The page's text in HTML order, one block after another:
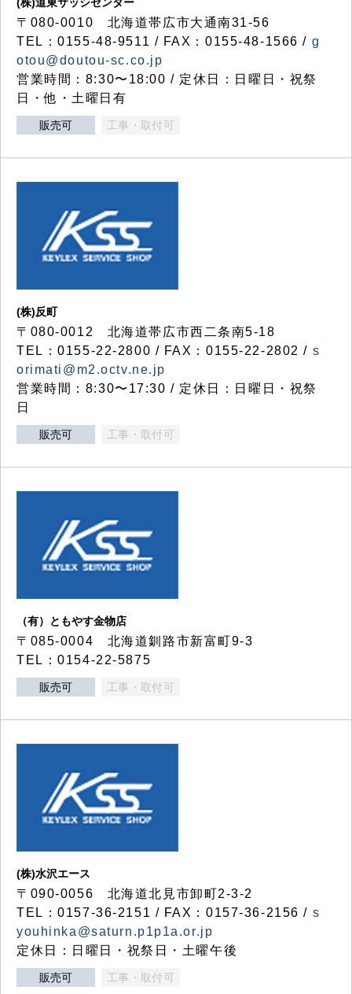
〒080-0010 北海道帯広市大通南31-56
TEL：0155-48-9511 / FAX：0155-48-1566 / g
otou@doutou-sc.co.jp
営業時間：8:30〜18:00 / 定休日：日曜日・祝祭
日・他・土曜日有
販売可 工事・取付可
(株)反町
〒080-0012 北海道帯広市西二条南5-18
TEL：0155-22-2800 / FAX：0155-22-2802 / s
orimati@m2.octv.ne.jp
営業時間：8:30〜17:30 / 定休日：日曜日・祝祭
日
販売可 工事・取付可
（有）ともやす金物店
〒085-0004 北海道釧路市新富町9-3
TEL：0154-22-5875
販売可 工事・取付可
(株)水沢エース
〒090-0056 北海道北見市卸町2-3-2
TEL：0157-36-2151 / FAX：0157-36-2156 / s
youhinka@saturn.p1p1a.or.jp
定休日：日曜日・祝祭日・土曜午後
販売可 工事・取付可